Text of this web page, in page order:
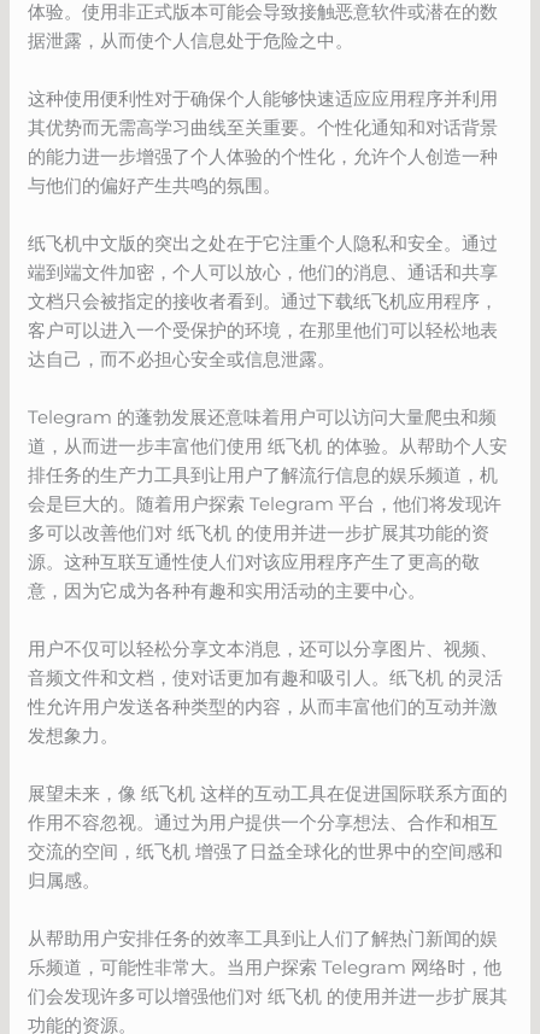
体验。使用非正式版本可能会导致接触恶意软件或潜在的数
据泄露，从而使个人信息处于危险之中。
这种使用便利性对于确保个人能够快速适应应用程序并利用
其优势而无需高学习曲线至关重要。个性化通知和对话背景
的能力进一步增强了个人体验的个性化，允许个人创造一种
与他们的偏好产生共鸣的氛围。
纸飞机中文版的突出之处在于它注重个人隐私和安全。通过
端到端文件加密，个人可以放心，他们的消息、通话和共享
文档只会被指定的接收者看到。通过下载纸飞机应用程序，
客户可以进入一个受保护的环境，在那里他们可以轻松地表
达自己，而不必担心安全或信息泄露。
Telegram 的蓬勃发展还意味着用户可以访问大量爬虫和频
道，从而进一步丰富他们使用 纸飞机 的体验。从帮助个人安
排任务的生产力工具到让用户了解流行信息的娱乐频道，机
会是巨大的。随着用户探索 Telegram 平台，他们将发现许
多可以改善他们对 纸飞机 的使用并进一步扩展其功能的资
源。这种互联互通性使人们对该应用程序产生了更高的敬
意，因为它成为各种有趣和实用活动的主要中心。
用户不仅可以轻松分享文本消息，还可以分享图片、视频、
音频文件和文档，使对话更加有趣和吸引人。纸飞机 的灵活
性允许用户发送各种类型的内容，从而丰富他们的互动并激
发想象力。
展望未来，像 纸飞机 这样的互动工具在促进国际联系方面的
作用不容忽视。通过为用户提供一个分享想法、合作和相互
交流的空间，纸飞机 增强了日益全球化的世界中的空间感和
归属感。
从帮助用户安排任务的效率工具到让人们了解热门新闻的娱
乐频道，可能性非常大。当用户探索 Telegram 网络时，他
们会发现许多可以增强他们对 纸飞机 的使用并进一步扩展其
功能的资源。